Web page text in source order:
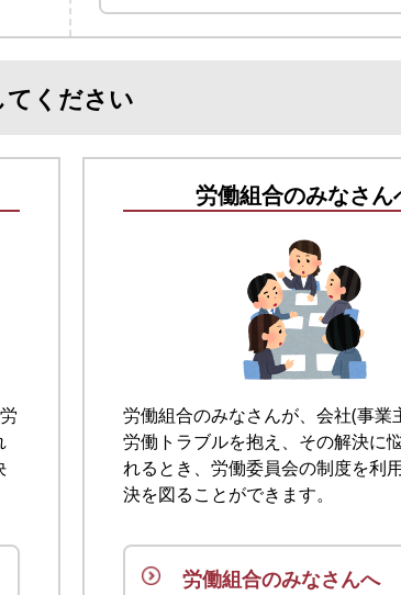
てください
労働組合のみなさん
労働組合のみなさんが、会社(事業
労働トラブルを抱え、その解決に
れるとき、労働委員会の制度を利
決を図ることができます。
労働組合のみなさんへ